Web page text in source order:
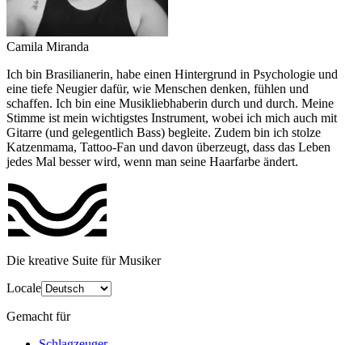
Camila Miranda
Ich bin Brasilianerin, habe einen Hintergrund in Psychologie und
eine tiefe Neugier dafür, wie Menschen denken, fühlen und
schaffen. Ich bin eine Musikliebhaberin durch und durch. Meine
Stimme ist mein wichtigstes Instrument, wobei ich mich auch mit
Gitarre (und gelegentlich Bass) begleite. Zudem bin ich stolze
Katzenmama, Tattoo-Fan und davon überzeugt, dass das Leben
jedes Mal besser wird, wenn man seine Haarfarbe ändert.
Die kreative Suite für Musiker
Locale
Gemacht für